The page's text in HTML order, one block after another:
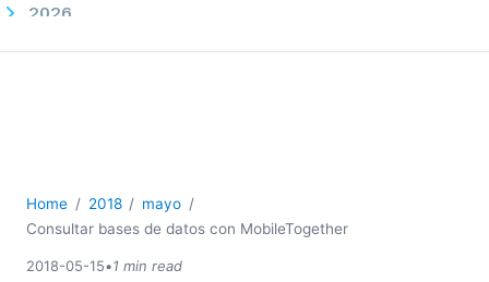
2026
2019
2018
02
Home 2018
mayo
Consultar bases de datos con MobileTogether
2018-05-15•1 min read